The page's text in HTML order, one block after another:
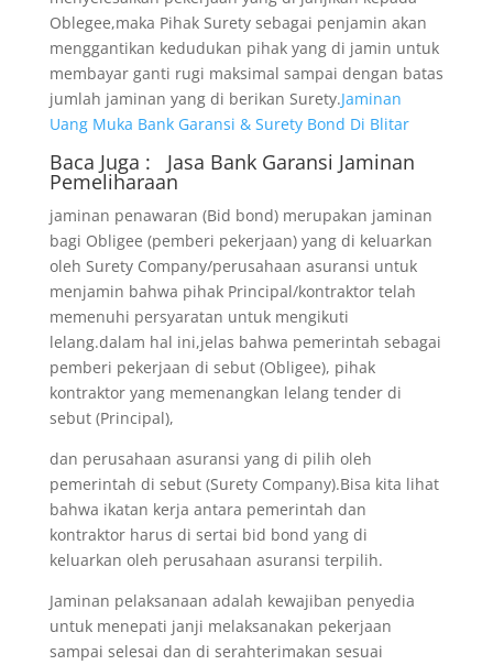
Oblegee,maka Pihak Surety sebagai penjamin akan
menggantikan kedudukan pihak yang di jamin untuk
membayar ganti rugi maksimal sampai dengan batas
jumlah jaminan yang di berikan Surety.Jaminan
Uang Muka Bank Garansi & Surety Bond Di Blitar
Baca Juga : Jasa Bank Garansi Jaminan
Pemeliharaan
jaminan penawaran (Bid bond) merupakan jaminan
bagi Obligee (pemberi pekerjaan) yang di keluarkan
oleh Surety Company/perusahaan asuransi untuk
menjamin bahwa pihak Principal/kontraktor telah
memenuhi persyaratan untuk mengikuti
lelang.dalam hal ini,jelas bahwa pemerintah sebagai
pemberi pekerjaan di sebut (Obligee), pihak
kontraktor yang memenangkan lelang tender di
sebut (Principal),
dan perusahaan asuransi yang di pilih oleh
pemerintah di sebut (Surety Company).Bisa kita lihat
bahwa ikatan kerja antara pemerintah dan
kontraktor harus di sertai bid bond yang di
keluarkan oleh perusahaan asuransi terpilih.
Jaminan pelaksanaan adalah kewajiban penyedia
untuk menepati janji melaksanakan pekerjaan
sampai selesai dan di serahterimakan sesuai